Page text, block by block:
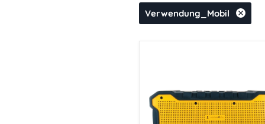
Verwendung_Mobil